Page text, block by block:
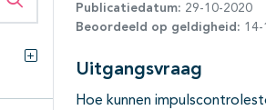
Zoeken binnen deze richtlijn
Alles openklappen
Publicatiedatum: 29-10-2020
Beoordeeld op geldigheid: 14-
Uitgangsvraag
Hoe kunnen